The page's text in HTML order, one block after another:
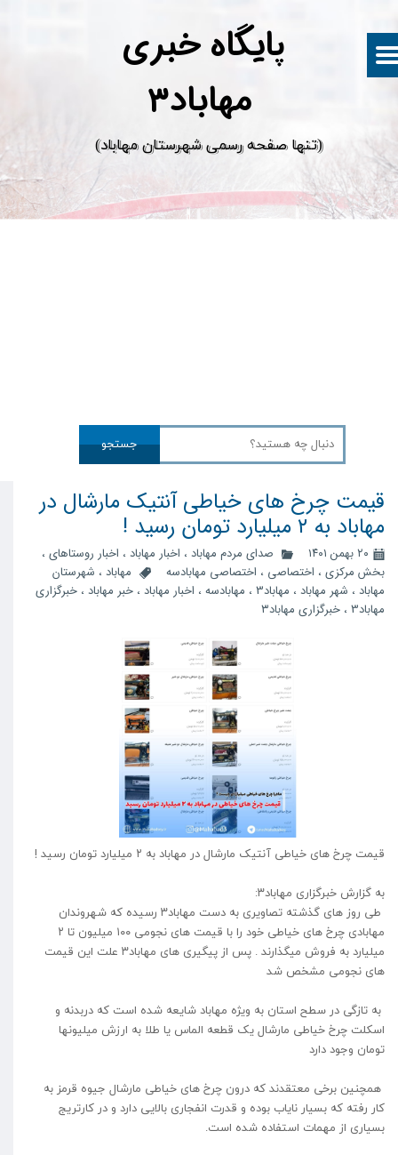
پایگاه خبری
​(تنها صفحه رسمی شهرستان مهاباد)
جستجو
قیمت چرخ های خیاطی آنتیک مارشال در
مهاباد به ۲ میلیارد تومان رسید !
۲۰ بهمن ۱۴۰۱ صدای مردم مهاباد ، اخبار مهاباد ، اخبار روستاهای ،
بخش مرکزی ، اختصاصی ، اختصاصی مهابادسه مهاباد ، شهرستان
مهاباد ، شهر مهاباد ، مهاباد3 ، مهابادسه ، اخبار مهاباد ، خبر مهاباد ، خبرگزاری
مهاباد3
، خبرگزاری مهاباد۳
قیمت چرخ های خیاطی آنتیک مارشال در مهاباد به ۲ میلیارد تومان رسید !
به گزارش خبرگزاری مهاباد۳:
طی روز های گذشته تصاویری به دست مهاباد۳ رسیده که شهروندان
مهابادی چرخ های خیاطی خود را با قیمت های نجومی ۱۰۰ میلیون تا ۲
میلیارد به فروش میگذارند . پس از پیگیری های مهاباد۳ علت این قیمت
های نجومی مشخص شد
به تازگی در سطح استان به ویژه مهاباد شایعه شده است که دربدنه و
اسکلت چرخ خیاطی مارشال یک قطعه الماس یا طلا به ارزش میلیونها
تومان وجود دارد
همچنین برخی معتقدند که درون چرخ های خیاطی مارشال جیوه قرمز به
کار رفته که بسیار نایاب بوده و قدرت انفجاری بالایی دارد و در کارتریج
بسیاری از مهمات استفاده شده است.